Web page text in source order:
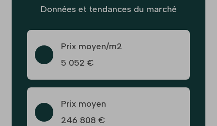
Données et tendances du marché
Prix moyen/m2
5 052 €
Prix moyen
246 808 €